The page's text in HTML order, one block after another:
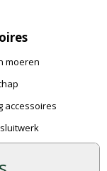
moeren
accessoires